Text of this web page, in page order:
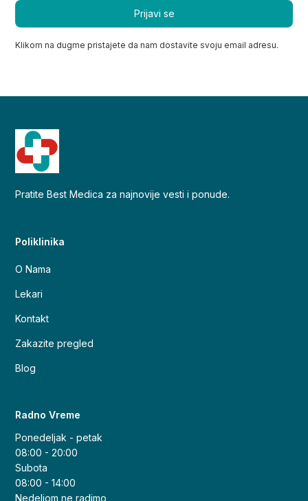
Klikom na dugme pristajete da nam dostavite svoju email adresu.
Pratite Best Medica za najnovije vesti i ponude.
Poliklinika
O Nama
Lekari
Kontakt
Zakazite pregled
Blog
Radno Vreme
Ponedeljak - petak
08:00 - 20:00
Subota
08:00 - 14:00
Nedeljom ne radimo